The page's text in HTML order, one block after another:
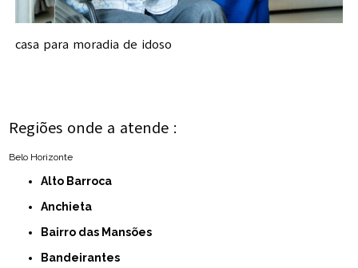
casa para moradia de idoso
Regiões onde a atende :
Belo Horizonte
Alto Barroca
Anchieta
Bairro das Mansões
Bandeirantes